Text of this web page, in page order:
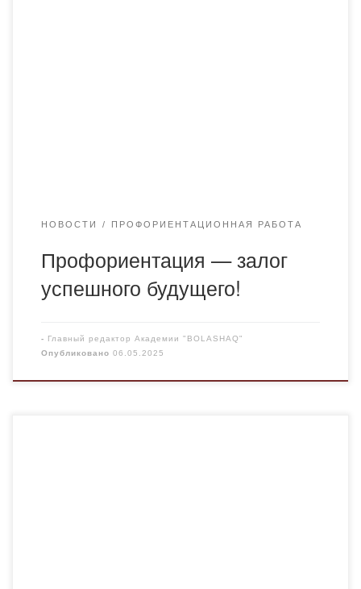
НОВОСТИ ПРОФОРИЕНТАЦИОННАЯ РАБОТА
Профориентация — залог
успешного будущего!
- Главный редактор Академии "BOLASHAQ"
Опубликовано 06.05.2025